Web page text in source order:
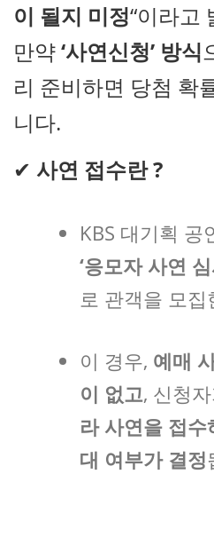
이 될지 미정“이라고
만약‘사연신청’ 방식
리 준비하면 당첨 확
니다.
✔ 사연 접수란 ?
KBS 대기획 공
‘응모자 사연
로 관객을 모
이 경우, 예매
이 없고, 신청
라 사연을 접
대 여부가 결정